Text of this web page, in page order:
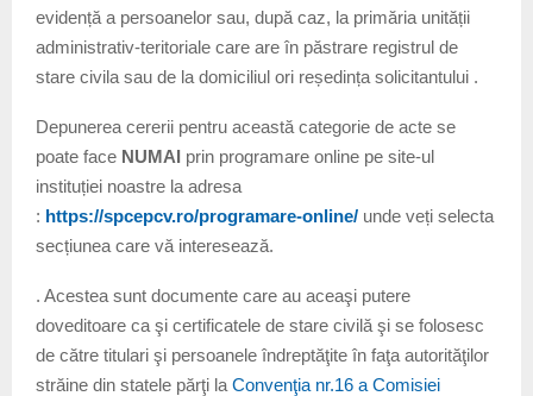
evidență a persoanelor sau, după caz, la primăria unității
administrativ-teritoriale care are în păstrare registrul de
stare civila sau de la domiciliul ori reședința solicitantului .
Depunerea cererii pentru această categorie de acte se
poate face NUMAI prin programare online pe site-ul
instituției noastre la adresa
: https://spcepcv.ro/programare-online/ unde veți selecta
secțiunea care vă interesează.
. Acestea sunt documente care au aceaşi putere
doveditoare ca şi certificatele de stare civilă şi se folosesc
de către titulari şi persoanele îndreptăţite în faţa autorităţilor
străine din statele părţi la Convenţia nr.16 a Comisiei